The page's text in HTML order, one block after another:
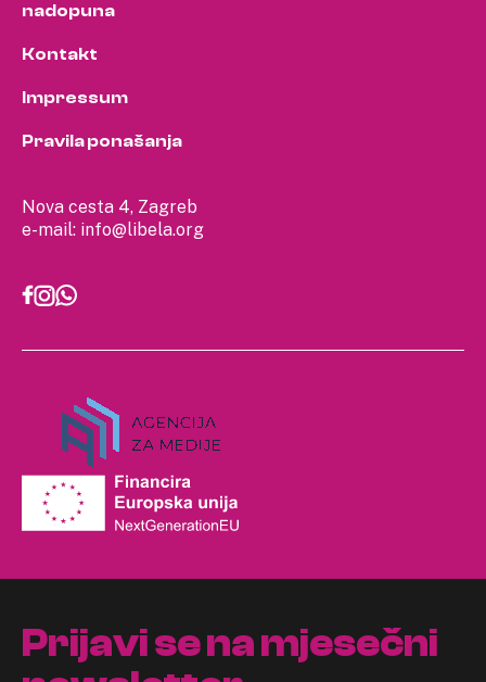
Nova cesta 4, Zagreb
e-mail: info@libela.org
nadopuna
Kontakt
Impressum
Pravila ponašanja
Prijavi se na mjesečni